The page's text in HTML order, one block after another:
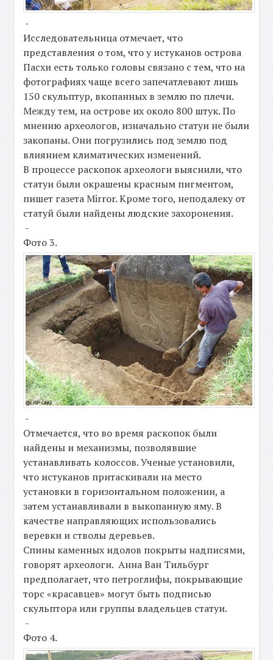
-
Исследовательница отмечает, что
представления о том, что у истуканов острова
Пасхи есть только головы связано с тем, что на
фотографиях чаще всего запечатлевают лишь
150 скульптур, вкопанных в землю по плечи.
Между тем, на острове их около 800 штук. По
мнению археологов, изначально статуи не были
закопаны. Они погрузились под землю под
влиянием климатических изменений.
В процессе раскопок археологи выяснили, что
статуи были окрашены красным пигментом,
пишет газета Mirror. Кроме того, неподалеку от
статуй были найдены людские захоронения.
-
Фото 3.
-
Отмечается, что во время раскопок были
найдены и механизмы, позволявшие
устанавливать колоссов. Ученые установили,
что истуканов притаскивали на место
установки в горизонтальном положении, а
затем устанавливали в выкопанную яму. В
качестве направляющих использовались
веревки и стволы деревьев.
Спины каменных идолов покрыты надписями,
говорят археологи. Анна Ван Тильбург
предполагает, что петроглифы, покрывающие
торс «красавцев» могут быть подписью
скульптора или группы владельцев статуи.
-
Фото 4.